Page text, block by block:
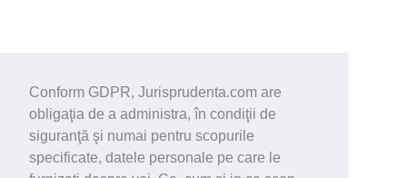
Conform GDPR, Jurisprudenta.com are
obligaţia de a administra, în condiţii de
siguranţă şi numai pentru scopurile
specificate, datele personale pe care le